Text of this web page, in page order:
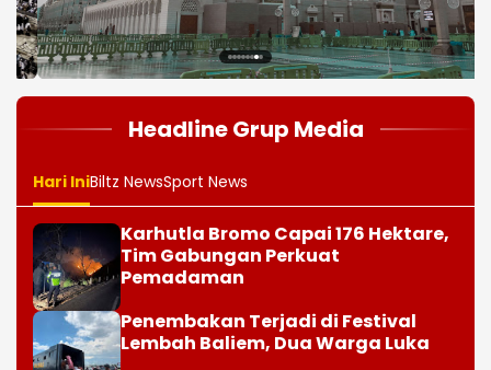
12345678
Headline Grup Media
Hari IniBiltz NewsSport News
Karhutla Bromo Capai 176 Hektare,
Tim Gabungan Perkuat
Pemadaman
Penembakan Terjadi di Festival
Lembah Baliem, Dua Warga Luka